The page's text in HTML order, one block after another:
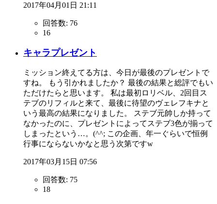
2017年04月01日 21:11
回答数: 76
16
キャラプレゼント
ミッション終えてる方は、今日が最後のプレゼントで
すね。 もう引かれましたか？ 最後の結果と総評でもい
ただけたらと思います。 私は最初ロリベル、2回目ス
テブのリフィルと来て、最後に待望のヴェレフキナと
いう最高の結果になりました。 ステブ元帥しか持って
なかったのに、プレゼントによってステブ3色が揃って
しまったという…。(^^; この企画、年一ぐらいで恒例
行事にならないかなと思う次第ですw
2017年03月15日 07:56
回答数: 75
18